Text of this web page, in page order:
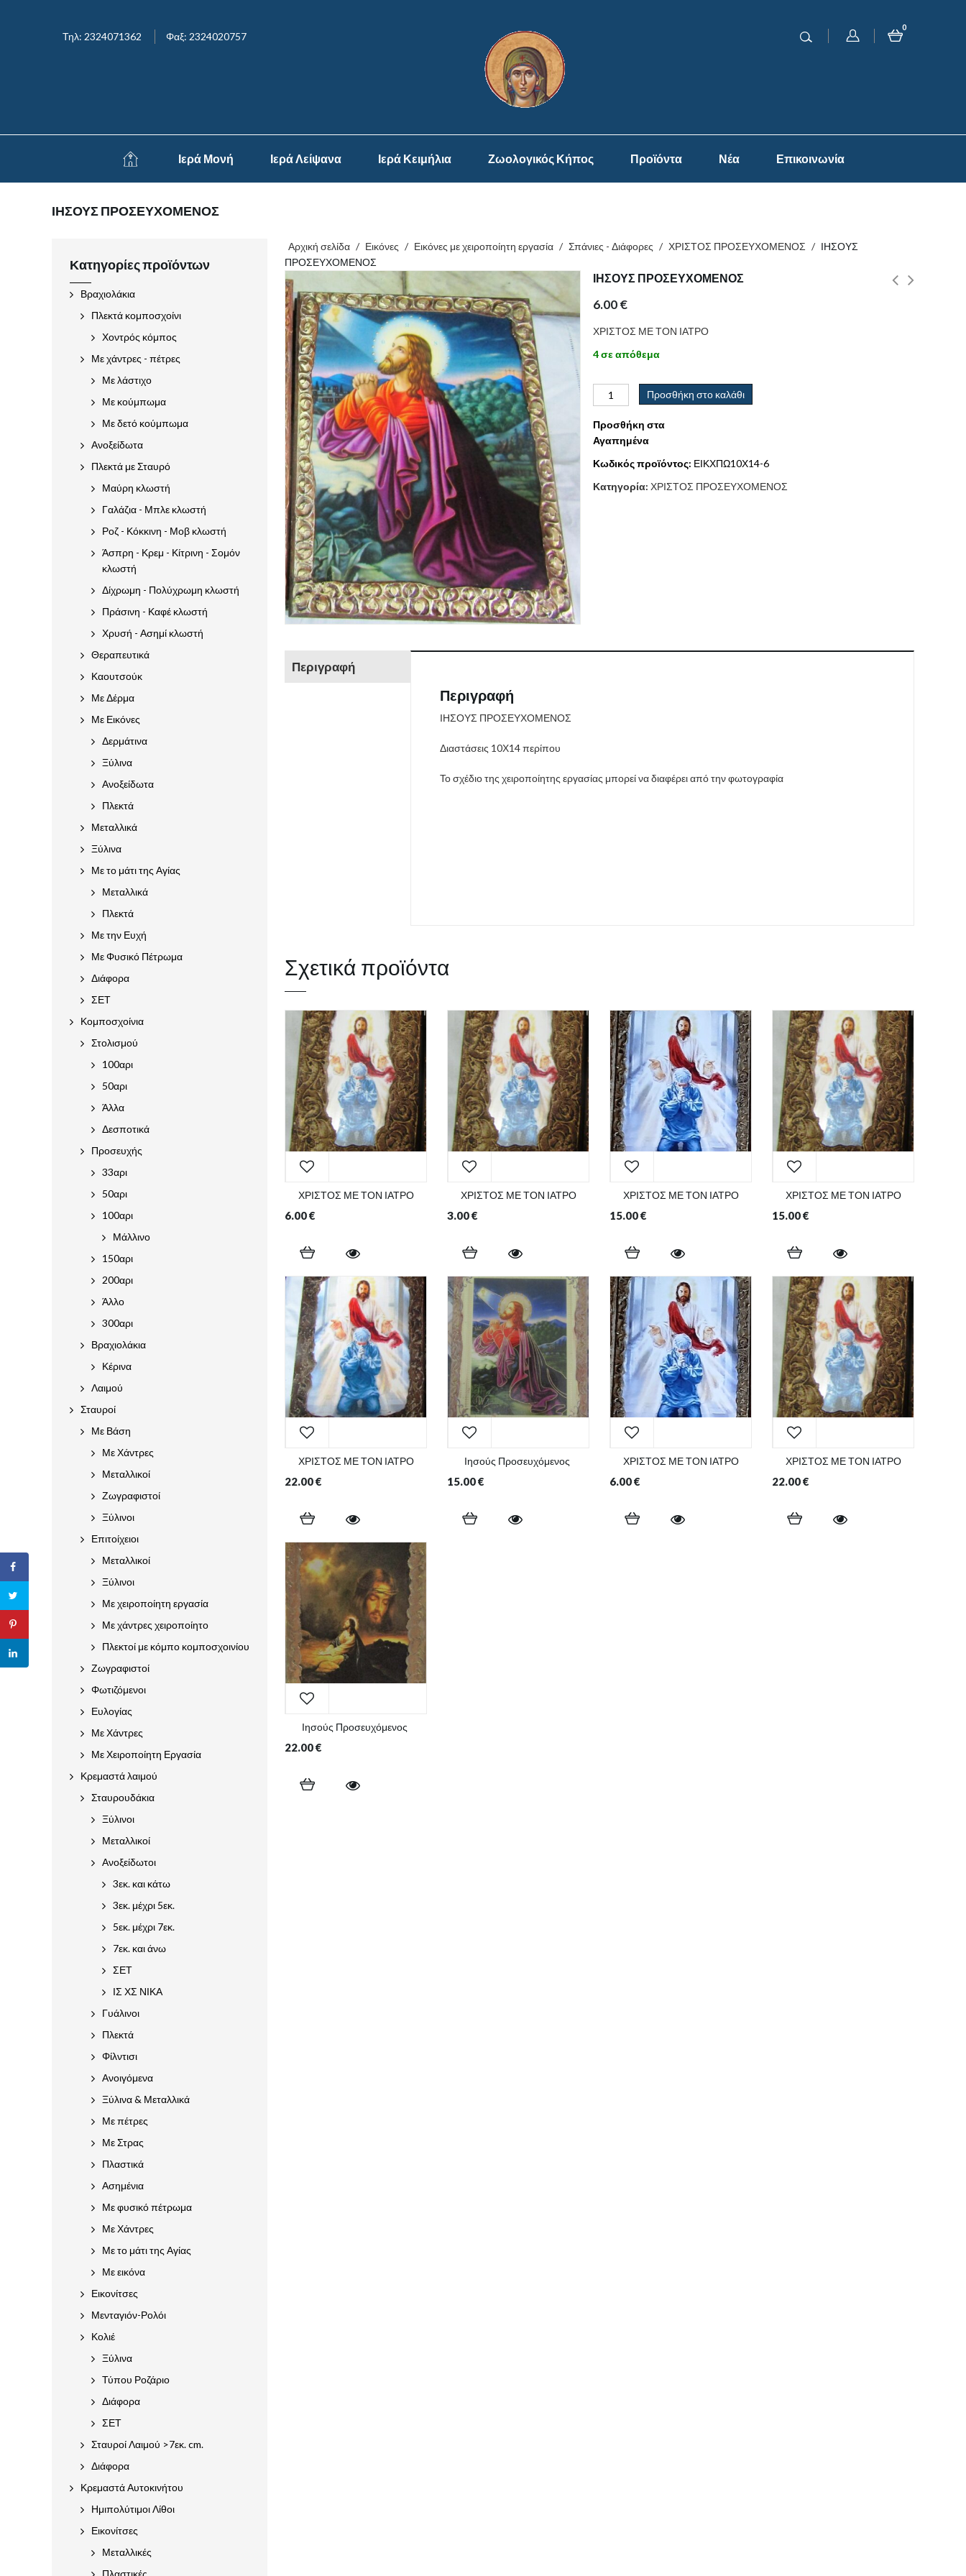
Τηλ: 2324071362 Φαξ: 2324020757
0
Ιερά Μονή Ιερά Λείψανα Ιερά Κειμήλια Ζωολογικός Κήπος Προϊόντα Νέα Επικοινωνία
ΙΗΣΟΥΣ ΠΡΟΣΕΥΧΟΜΕΝΟΣ
Αρχική σελίδα / Εικόνες / Εικόνες με χειροποίητη εργασία / Σπάνιες - Διάφορες / ΧΡΙΣΤΟΣ ΠΡΟΣΕΥΧΟΜΕΝΟΣ / ΙΗΣΟΥΣ
ΠΡΟΣΕΥΧΟΜΕΝΟΣ
ΙΗΣΟΥΣ ΠΡΟΣΕΥΧΟΜΕΝΟΣ
6.00€
ΧΡΙΣΤΟΣ ΜΕ ΤΟΝ ΙΑΤΡΟ
4 σε απόθεμα
Προσθήκη στο καλάθι
Προσθήκη στα
Αγαπημένα
Κωδικός προϊόντος: ΕΙΚΧΠΩ10Χ14-6
Κατηγορία:ΧΡΙΣΤΟΣ ΠΡΟΣΕΥΧΟΜΕΝΟΣ
Περιγραφή
Περιγραφή
ΙΗΣΟΥΣ ΠΡΟΣΕΥΧΟΜΕΝΟΣ
Διαστάσεις 10Χ14 περίπου
Το σχέδιο της χειροποίητης εργασίας μπορεί να διαφέρει από την φωτογραφία
Σχετικά προϊόντα
ΧΡΙΣΤΟΣ ΜΕ ΤΟΝ ΙΑΤΡΟ
6.00€
ΧΡΙΣΤΟΣ ΜΕ ΤΟΝ ΙΑΤΡΟ
3.00€
ΧΡΙΣΤΟΣ ΜΕ ΤΟΝ ΙΑΤΡΟ
15.00€
ΧΡΙΣΤΟΣ ΜΕ ΤΟΝ ΙΑΤΡΟ
15.00€
ΧΡΙΣΤΟΣ ΜΕ ΤΟΝ ΙΑΤΡΟ
22.00€
Ιησούς Προσευχόμενος
15.00€
ΧΡΙΣΤΟΣ ΜΕ ΤΟΝ ΙΑΤΡΟ
6.00€
ΧΡΙΣΤΟΣ ΜΕ ΤΟΝ ΙΑΤΡΟ
22.00€
Ιησούς Προσευχόμενος
22.00€
Κατηγορίες προϊόντων
Βραχιολάκια
Πλεκτά κομποσχοίνι
Χοντρός κόμπος
Με χάντρες - πέτρες
Με λάστιχο
Με κούμπωμα
Με δετό κούμπωμα
Ανοξείδωτα
Πλεκτά με Σταυρό
Μαύρη κλωστή
Γαλάζια - Μπλε κλωστή
Ροζ - Κόκκινη - Μοβ κλωστή
Άσπρη - Κρεμ - Κίτρινη - Σομόν
κλωστή
Δίχρωμη - Πολύχρωμη κλωστή
Πράσινη - Καφέ κλωστή
Χρυσή - Ασημί κλωστή
Θεραπευτικά
Καουτσούκ
Με Δέρμα
Με Εικόνες
Δερμάτινα
Ξύλινα
Ανοξείδωτα
Πλεκτά
Μεταλλικά
Ξύλινα
Με το μάτι της Αγίας
Μεταλλικά
Πλεκτά
Με την Ευχή
Με Φυσικό Πέτρωμα
Διάφορα
ΣΕΤ
Κομποσχοίνια
Στολισμού
100αρι
50αρι
Άλλα
Δεσποτικά
Προσευχής
33αρι
50αρι
100αρι
Μάλλινο
150αρι
200αρι
Άλλο
300αρι
Βραχιολάκια
Κέρινα
Λαιμού
Σταυροί
Με Βάση
Με Χάντρες
Μεταλλικοί
Ζωγραφιστοί
Ξύλινοι
Επιτοίχειοι
Μεταλλικοί
Ξύλινοι
Με χειροποίητη εργασία
Με χάντρες χειροποίητο
Πλεκτοί με κόμπο κομποσχοινίου
Ζωγραφιστοί
Φωτιζόμενοι
Ευλογίας
Με Χάντρες
Με Χειροποίητη Εργασία
Κρεμαστά λαιμού
Σταυρουδάκια
Ξύλινοι
Μεταλλικοί
Ανοξείδωτοι
3εκ. και κάτω
3εκ. μέχρι 5εκ.
5εκ. μέχρι 7εκ.
7εκ. και άνω
ΣΕΤ
ΙΣ ΧΣ ΝΙΚΑ
Γυάλινοι
Πλεκτά
Φίλντισι
Ανοιγόμενα
Ξύλινα & Μεταλλικά
Με πέτρες
Με Στρας
Πλαστικά
Ασημένια
Με φυσικό πέτρωμα
Με Χάντρες
Με το μάτι της Αγίας
Με εικόνα
Εικονίτσες
Μενταγιόν-Ρολόι
Κολιέ
Ξύλινα
Τύπου Ροζάριο
Διάφορα
ΣΕΤ
Σταυροί Λαιμού >7εκ. cm.
Διάφορα
Κρεμαστά Αυτοκινήτου
Ημιπολύτιμοι Λίθοι
Εικονίτσες
Μεταλλικές
Πλαστικές